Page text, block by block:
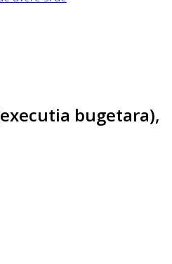
bugetara),